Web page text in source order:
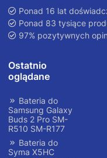
Ponad 16 lat
Ponad 83 tysiące
97% pozytywnych
Ostatnio
oglądane
Bateria do
Samsung Galaxy
Buds 2 Pro SM-
R510 SM-R177
Bateria do
Syma X5HC